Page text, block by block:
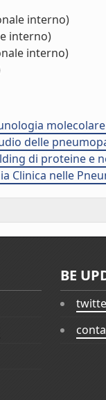
interno)
interno)
interno)
delle
di proteine e
Clinica nelle
BE